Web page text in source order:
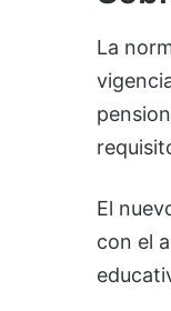
La
El
con el